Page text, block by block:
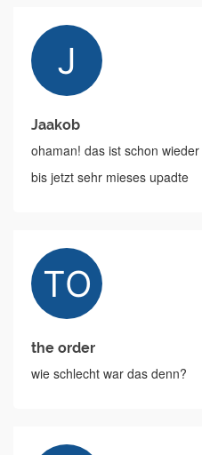
Jaakob
ohaman! das ist schon
bis jetzt sehr mieses upadte
the order
wie schlecht war das denn?